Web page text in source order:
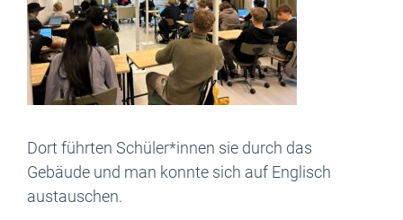
Dort führten Schüler*innen sie durch das
Gebäude und man konnte sich auf Englisch
austauschen.